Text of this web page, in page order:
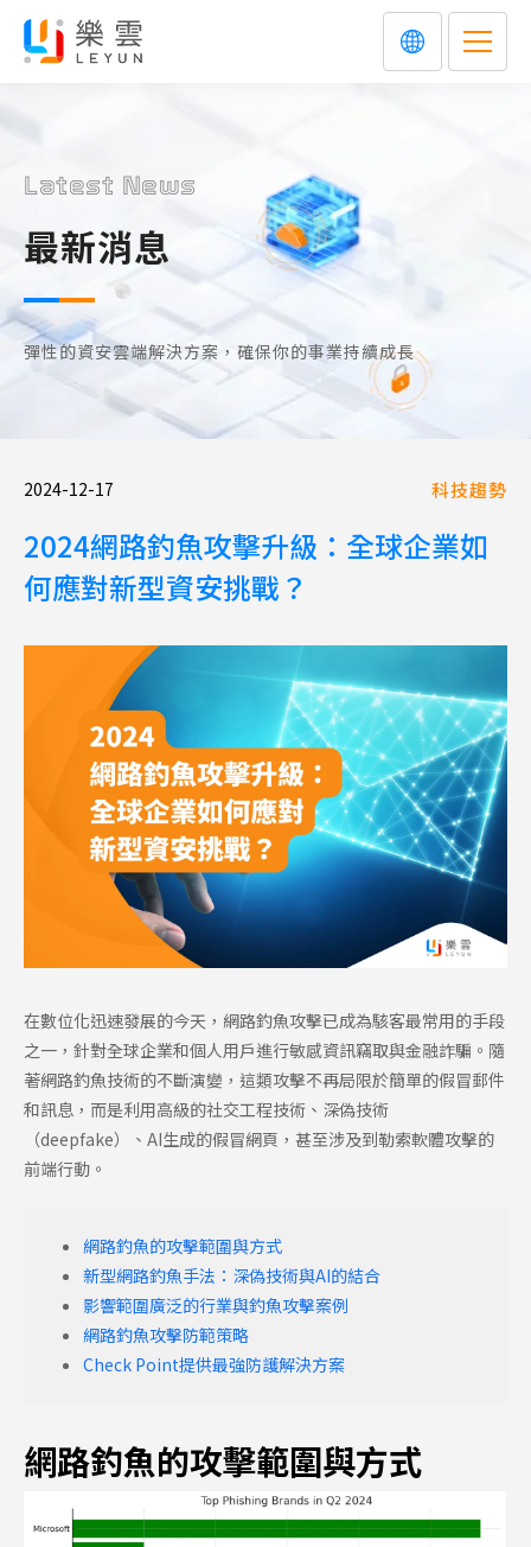
Latest News
最新消息
彈性的資安雲端解決方案，確保你的事業持續成長
2024-12-17 科技趨勢
2024網路釣魚攻擊升級：全球企業如
何應對新型資安挑戰？
在數位化迅速發展的今天，網路釣魚攻擊已成為駭客最常用的手段
之一，針對全球企業和個人用戶進行敏感資訊竊取與金融詐騙。隨
著網路釣魚技術的不斷演變，這類攻擊不再局限於簡單的假冒郵件
和訊息，而是利用高級的社交工程技術、深偽技術
（deepfake）、AI生成的假冒網頁，甚至涉及到勒索軟體攻擊的
前端行動。
網路釣魚的攻擊範圍與方式
新型網路釣魚手法：深偽技術與AI的結合
影響範圍廣泛的行業與釣魚攻擊案例
網路釣魚攻擊防範策略
Check Point提供最強防護解決方案
網路釣魚的攻擊範圍與方式